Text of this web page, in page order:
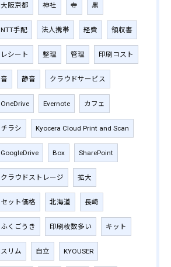
大阪京都 神社 寺 黒
NTT手配 法人携帯 経費 領収書
レシート 整理 管理 印刷コスト
音 静音 クラウドサービス
OneDrive Evernote カフェ
チラシ Kyocera Cloud Print and Scan
GoogleDrive Box SharePoint
クラウドストレージ 拡大
セット価格 北海道 長崎
ふくごうき 印刷枚数多い キット
スリム 自立 KYOUSER